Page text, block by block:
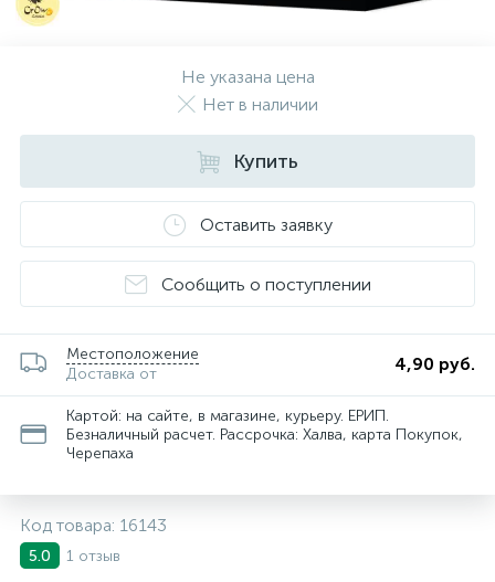
Не указана цена
Нет в наличии
Купить
Оставить заявку
Сообщить о поступлении
Местоположение
Доставка от
4,90 руб.
Картой: на сайте, в магазине, курьеру. ЕРИП.
Безналичный расчет. Рассрочка: Халва, карта Покупок,
Черепаха
Код товара: 16143
5.0 1 отзыв